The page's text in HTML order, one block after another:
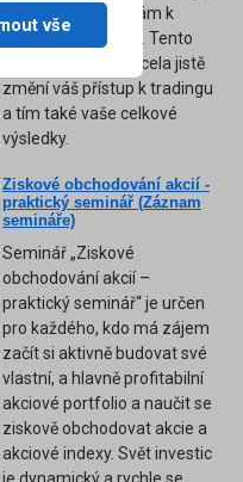
tipy a rady, které vám k
úspěchu pomohou. Tento
unikátní seminář zcela jistě
změní váš přístup k tradingu
a tím také vaše celkové
výsledky.
Ziskové obchodování akcií -
praktický seminář (Záznam
semináře)
Seminář „Ziskové
obchodování akcií –
praktický seminář“ je určen
pro každého, kdo má zájem
začít si aktivně budovat své
vlastní, a hlavně profitabilní
akciové portfolio a naučit se
ziskově obchodovat akcie a
akciové indexy. Svět investic
vše